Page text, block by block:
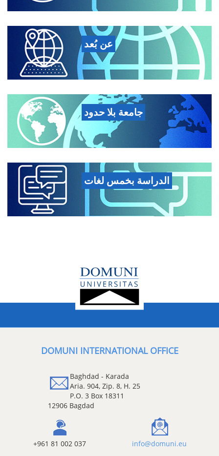
عن بُعد
جامعة بلا حدود
الدراسة بخمس لغات
DOMUNI INTERNATIONAL OFFICE
Baghdad - Karada
Aria. 904, Zip. 8, H. 25
P.O. 3 Box 18311
12906 Bagdad
+961 81 002 037 info@domuni.eu